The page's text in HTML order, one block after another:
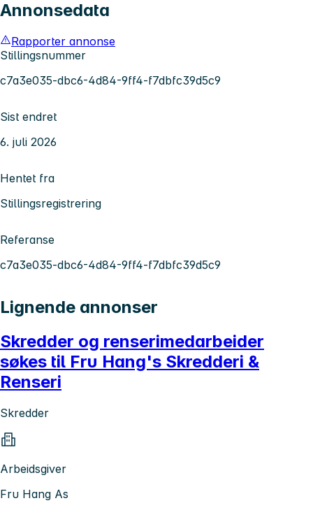
Annonsedata
Rapporter annonse
Stillingsnummer
c7a3e035-dbc6-4d84-9ff4-f7dbfc39d5c9
Sist endret
6. juli 2026
Hentet fra
Stillingsregistrering
Referanse
c7a3e035-dbc6-4d84-9ff4-f7dbfc39d5c9
Lignende annonser
Skredder og renserimedarbeider
søkes til Fru Hang's Skredderi &
Renseri
Skredder
Arbeidsgiver
Fru Hang As